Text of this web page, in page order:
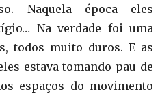
Naquela época eles
Na verdade foi uma
todos muito duros. E as
estava tomando pau de
espaços do movimento